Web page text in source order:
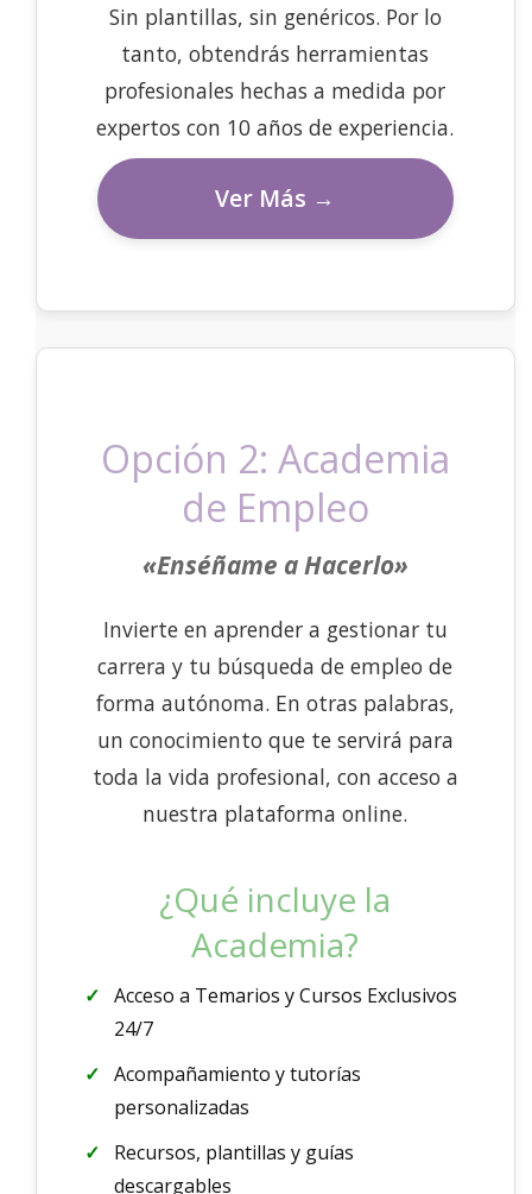
Sin plantillas, sin genéricos. Por lo
tanto, obtendrás herramientas
profesionales hechas a medida por
expertos con 10 años de experiencia.
Ver Más →
Opción 2: Academia
de Empleo
«Enséñame a Hacerlo»
Invierte en aprender a gestionar tu
carrera y tu búsqueda de empleo de
forma autónoma. En otras palabras,
un conocimiento que te servirá para
toda la vida profesional, con acceso a
nuestra plataforma online.
¿Qué incluye la
Academia?
Acceso a Temarios y Cursos Exclusivos
24/7
Acompañamiento y tutorías
personalizadas
Recursos, plantillas y guías
descargables